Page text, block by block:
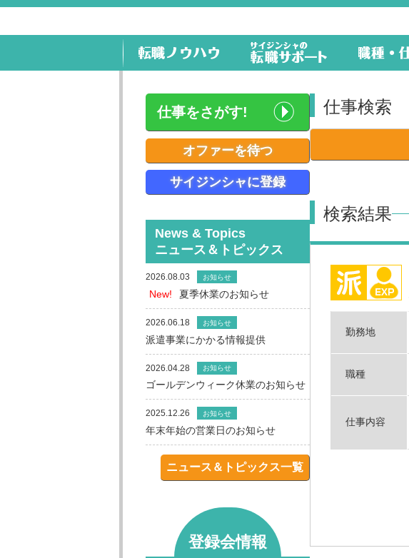
仕事検索
検索結果
勤務地
職種
仕事内容
仕事をさがす!
オファーを待つ
サイジンシャに登録
News & Topics
ニュース＆トピックス
2026.08.03 お知らせ
New! 夏季休業のお知らせ
2026.06.18 お知らせ
派遣事業にかかる情報提供
2026.04.28 お知らせ
ゴールデンウィーク休業のお知らせ
2025.12.26 お知らせ
年末年始の営業日のお知らせ
ニュース＆トピックス一覧
登録会情報